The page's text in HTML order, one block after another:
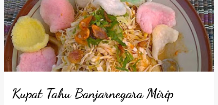
Kupat Tahu Banjarnegara Mirip